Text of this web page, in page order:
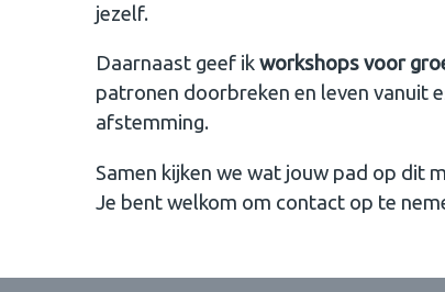
jezelf.
Daarnaast geef ikworkshops voor
patronen doorbreken en leven vanuit
afstemming.
Samen kijken we wat jouw pad op dit
Je bent welkom om contact op te